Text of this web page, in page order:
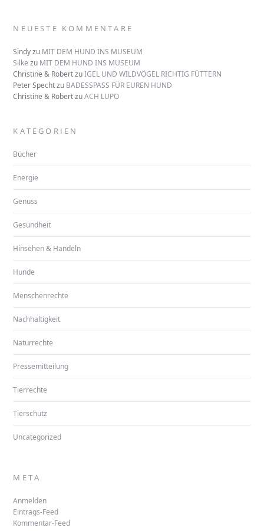
NEUESTE KOMMENTARE
Sindyzu MIT DEM HUND INS MUSEUM
Silke zu MIT DEM HUND INS MUSEUM
Christine & RobertzuIGEL UND WILDVÖGEL RICHTIG FÜTTERN
Peter Spechtzu BADESSPASS FÜR EUREN HUND
Christine & RobertzuACH LUPO
KATEGORIEN
Bücher
Energie
Genuss
Gesundheit
Hinsehen & Handeln
Hunde
Menschenrechte
Nachhaltigkeit
Naturrechte
Pressemitteilung
Tierrechte
Tierschutz
Uncategorized
META
Anmelden
Eintrags-Feed
Kommentar-Feed